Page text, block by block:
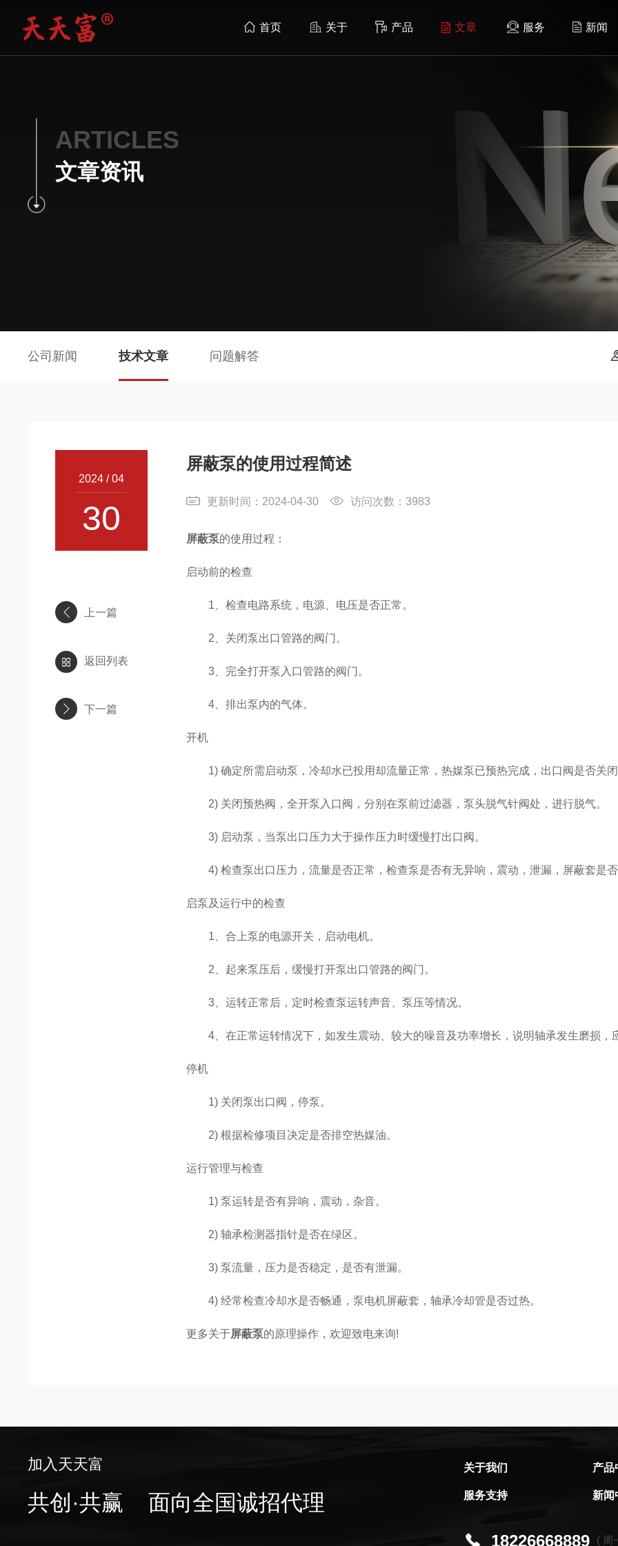
首页 关于 产品 文章 服务 新闻
ARTICLES
文章资讯
公司新闻 技术文章 问题解答
2024 / 04
30
上一篇
返回列表
下一篇
屏蔽泵的使用过程简述
更新时间：2024-04-30 访问次数：3983
屏蔽泵的使用过程：
启动前的检查
1、检查电路系统，电源、电压是否正常。
2、关闭泵出口管路的阀门。
3、完全打开泵入口管路的阀门。
4、排出泵内的气体。
开机
1) 确定所需启动泵，冷却水已投用却流量正常，热媒泵已预热完成，出口阀是否关闭
2) 关闭预热阀，全开泵入口阀，分别在泵前过滤器，泵头脱气针阀处，进行脱气。
3) 启动泵，当泵出口压力大于操作压力时缓慢打出口阀。
4) 检查泵出口压力，流量是否正常，检查泵是否有无异响，震动，泄漏，屏蔽套是否
启泵及运行中的检查
1、合上泵的电源开关，启动电机。
2、起来泵压后，缓慢打开泵出口管路的阀门。
3、运转正常后，定时检查泵运转声音、泵压等情况。
4、在正常运转情况下，如发生震动、较大的噪音及功率增长，说明轴承发生磨损，
停机
1) 关闭泵出口阀，停泵。
2) 根据检修项目决定是否排空热媒油。
运行管理与检查
1) 泵运转是否有异响，震动，杂音。
2) 轴承检测器指针是否在绿区。
3) 泵流量，压力是否稳定，是否有泄漏。
4) 经常检查冷却水是否畅通，泵电机屏蔽套，轴承冷却管是否过热。
更多关于屏蔽泵的原理操作，欢迎致电来询!
加入天天富
共创·共赢 面向全国诚招代理
关于我们 产品
服务支持 新闻
18226668889 ( 周